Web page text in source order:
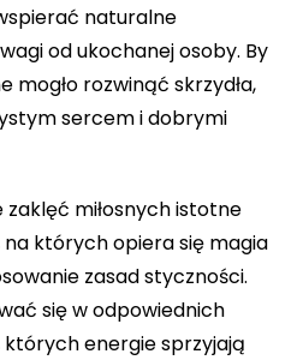
naturalne
od ukochanej osoby. By
mogło rozwinąć skrzydła,
sercem i dobrymi
miłosnych istotne
których opiera się magia
zasad styczności.
się w odpowiednich
których energie sprzyjają